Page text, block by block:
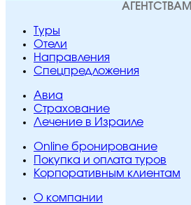
АГЕНТСТВАМ
Туры
Отели
Направления
Спецпредложения
Авиа
Страхование
Лечение в Израиле
Online бронирование
Покупка и оплата туров
Корпоративным клиентам
O компании